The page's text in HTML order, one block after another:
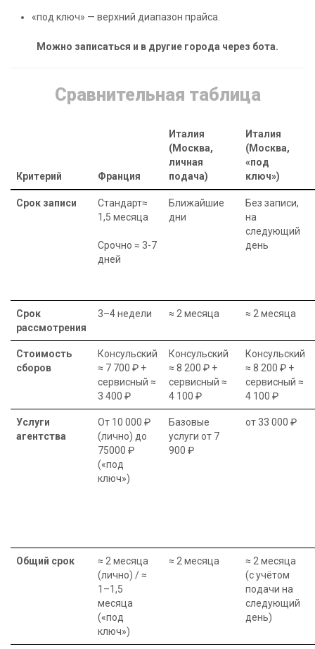
«под ключ» — верхний диапазон прайса.
Можно записаться и в другие города через бота.
Сравнительная таблица
Критерий Франция
Италия
(Москва,
личная
подача)
Италия
(Москва,
«под
ключ»)
Срок записи
Стандарт≈
1,5 месяца
Срочно ≈ 3-7
дней
Ближайшие
дни
Без записи,
на
следующий
день
Срок
рассмотрения
3–4 недели ≈ 2 месяца ≈ 2 месяца
Стоимость
сборов
Консульский
≈ 7 700 ₽ +
сервисный ≈
3 400 ₽
Консульский
≈ 8 200 ₽ +
сервисный ≈
4 100 ₽
Консульский
≈ 8 200 ₽ +
сервисный ≈
4 100 ₽
Услуги
агентства
От 10 000 ₽
(лично) до
75000 ₽
(«под
ключ»)
Базовые
услуги от 7
900 ₽
от 33 000 ₽
Общий срок
≈ 2 месяца
(лично) / ≈
1–1,5
месяца
(«под
ключ»)
≈ 2 месяца
≈ 2 месяца
(с учётом
подачи на
следующий
день)